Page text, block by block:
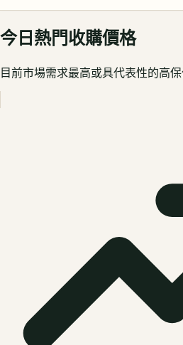
今日熱門收購價格
目前市場需求最高或具代表性的高